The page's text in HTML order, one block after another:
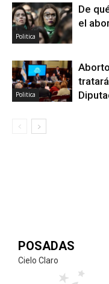
Politica
De
el
Politica
POSADAS
Cielo Claro